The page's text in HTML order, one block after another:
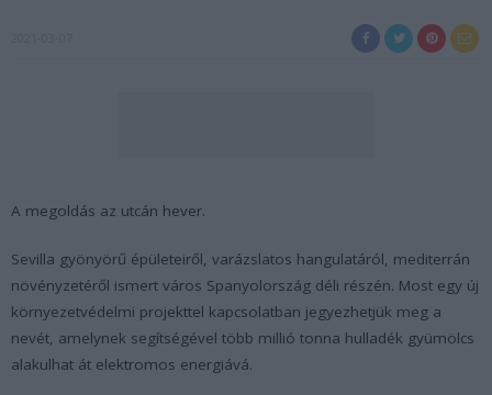
A megoldás az utcán hever.
Sevilla gyönyörű épületeiről, varázslatos hangulatáról, mediterrán
növényzetéről ismert város Spanyolország déli részén. Most egy új
környezetvédelmi projekttel kapcsolatban jegyezhetjük meg a
nevét, amelynek segítségével több millió tonna hulladék gyümölcs
alakulhat át elektromos energiává.